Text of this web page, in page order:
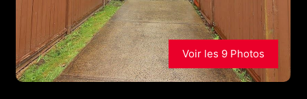
Voir les 9 Photos